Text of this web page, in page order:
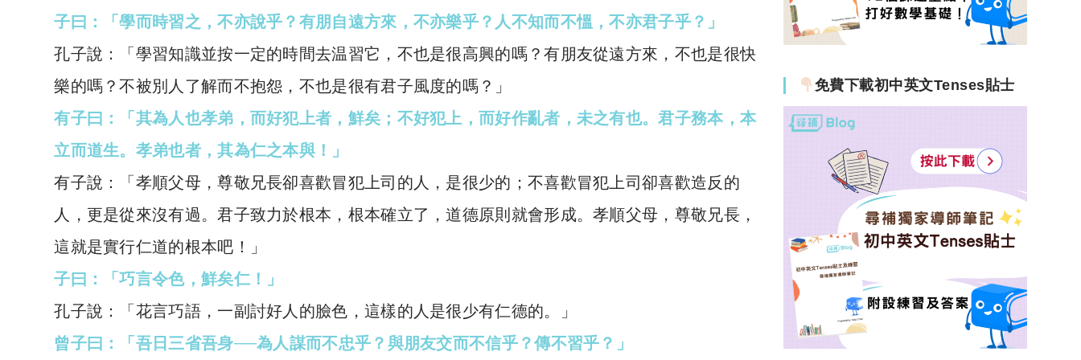
子曰：「學而時習之，不亦說乎？有朋自遠方來，不亦樂乎？人不知而不慍，不亦君子乎？」
孔子說：「學習知識並按一定的時間去温習它，不也是很高興的嗎？有朋友從遠方來，不也是很快
樂的嗎？不被別人了解而不抱怨，不也是很有君子風度的嗎？」
有子曰：「其為人也孝弟，而好犯上者，鮮矣；不好犯上，而好作亂者，未之有也。君子務本，本
立而道生。孝弟也者，其為仁之本與！」
有子說：「孝順父母，尊敬兄長卻喜歡冒犯上司的人，是很少的；不喜歡冒犯上司卻喜歡造反的
人，更是從來沒有過。君子致力於根本，根本確立了，道德原則就會形成。孝順父母，尊敬兄長，
這就是實行仁道的根本吧！」
子曰：「巧言令色，鮮矣仁！」
孔子說：「花言巧語，一副討好人的臉色，這樣的人是很少有仁德的。」
曾子曰：「吾日三省吾身──為人謀而不忠乎？與朋友交而不信乎？傳不習乎？」
免費下載初中英文Tenses貼士